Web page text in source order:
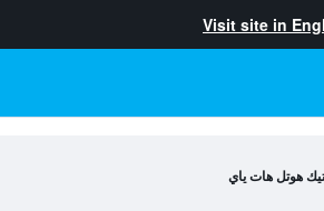
Visit site in
هوتل هات ياي